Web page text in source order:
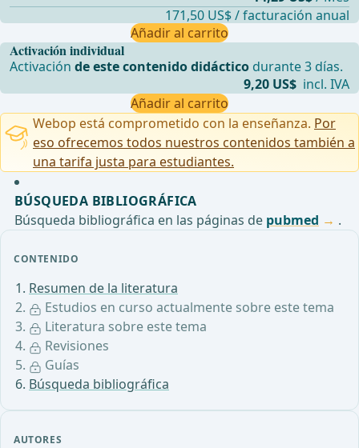
CONTENIDO
Resumen de la literatura
Estudios en curso actualmente sobre este tema
Literatura sobre este tema
Revisiones
Guías
Búsqueda bibliográfica
AUTORES
Activación individual
Activaciónde este contenido didáctico durante 3 días.
9,20 US$ incl. IVA
Añadir al carrito
171,50 US$ / facturación anual
Añadir al carrito
Webop está comprometido con la enseñanza. Por
eso ofrecemos todos nuestros contenidos también a
una tarifa justa para estudiantes.
BÚSQUEDA BIBLIOGRÁFICA
Búsqueda bibliográfica en las páginas de pubmed .